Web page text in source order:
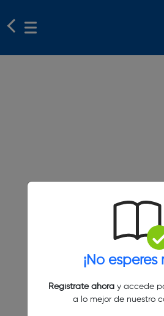
¡No esperes
Regístrate ahoray accede
a lo mejor de nuestro